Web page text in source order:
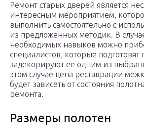
Ремонт старых дверей является
интересным мероприятием,
выполнить самостоятельно с
из предложенных методик. В
необходимых навыков можно
специалистов, которые подготовят
задекорируют ее одним из
этом случае цена реставрации
будет зависеть от состояния
ремонта.
Размеры полотен